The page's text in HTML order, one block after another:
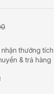
thưởng
& trả hàng